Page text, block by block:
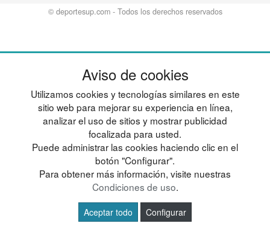
© deportesup.com - Todos los derechos reservados
Aviso de cookies
Utilizamos cookies y tecnologías similares en este
sitio web para mejorar su experiencia en línea,
analizar el uso de sitios y mostrar publicidad
focalizada para usted.
Puede administrar las cookies haciendo clic en el
botón "Configurar".
Para obtener más información, visite nuestras
Condiciones de uso.
Aceptar todo Configurar